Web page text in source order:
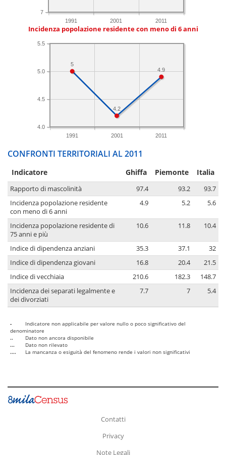
1991 2001 2011
7
Incidenza popolazione residente con meno di 6 anni
1991 2001 2011
4.0
4.5
5.0
5.5
4.9
4.2
5
CONFRONTI TERRITORIALI AL 2011
Indicatore Ghiffa Piemonte Italia
Rapporto di mascolinità 97.4 93.2
93.7
Incidenza popolazione residente
con meno di 6 anni
4.9 5.2 5.6
Incidenza popolazione residente di
75 anni e più
10.6 11.8 10.4
Indice di dipendenza anziani 35.3 37.1
32
Indice di dipendenza giovani
16.8 20.4
21.5
Indice di vecchiaia
210.6 182.3
148.7
Incidenza dei separati legalmente e
dei divorziati
7.7 7 5.4
-
Indicatore non applicabile per valore nullo o poco significativo del
denominatore
..
Dato non ancora disponibile
...
Dato non rilevato
....
La mancanza o esiguità del fenomeno rende i valori non significativi
Contatti
Privacy
Note Legali